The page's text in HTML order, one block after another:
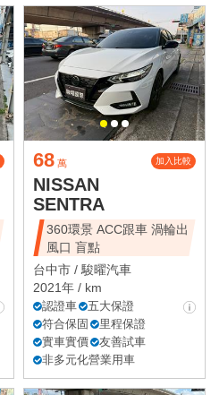
68 萬 加入比較
NISSAN
SENTRA
360環景 ACC跟車 渦輪出
風口 盲點
台中市 /駿曜汽車
2021年 / km
認證車
五大保證
符合保固
里程保證
實車實價
友善試車
非多元化營業用車